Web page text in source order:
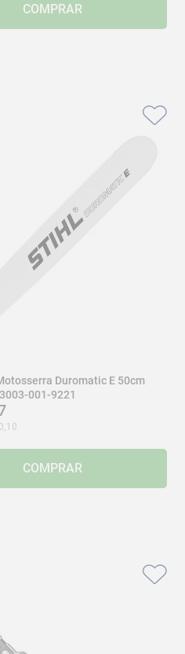
COMPRAR
Duromatic E 50cm
001-9221
,10
COMPRAR